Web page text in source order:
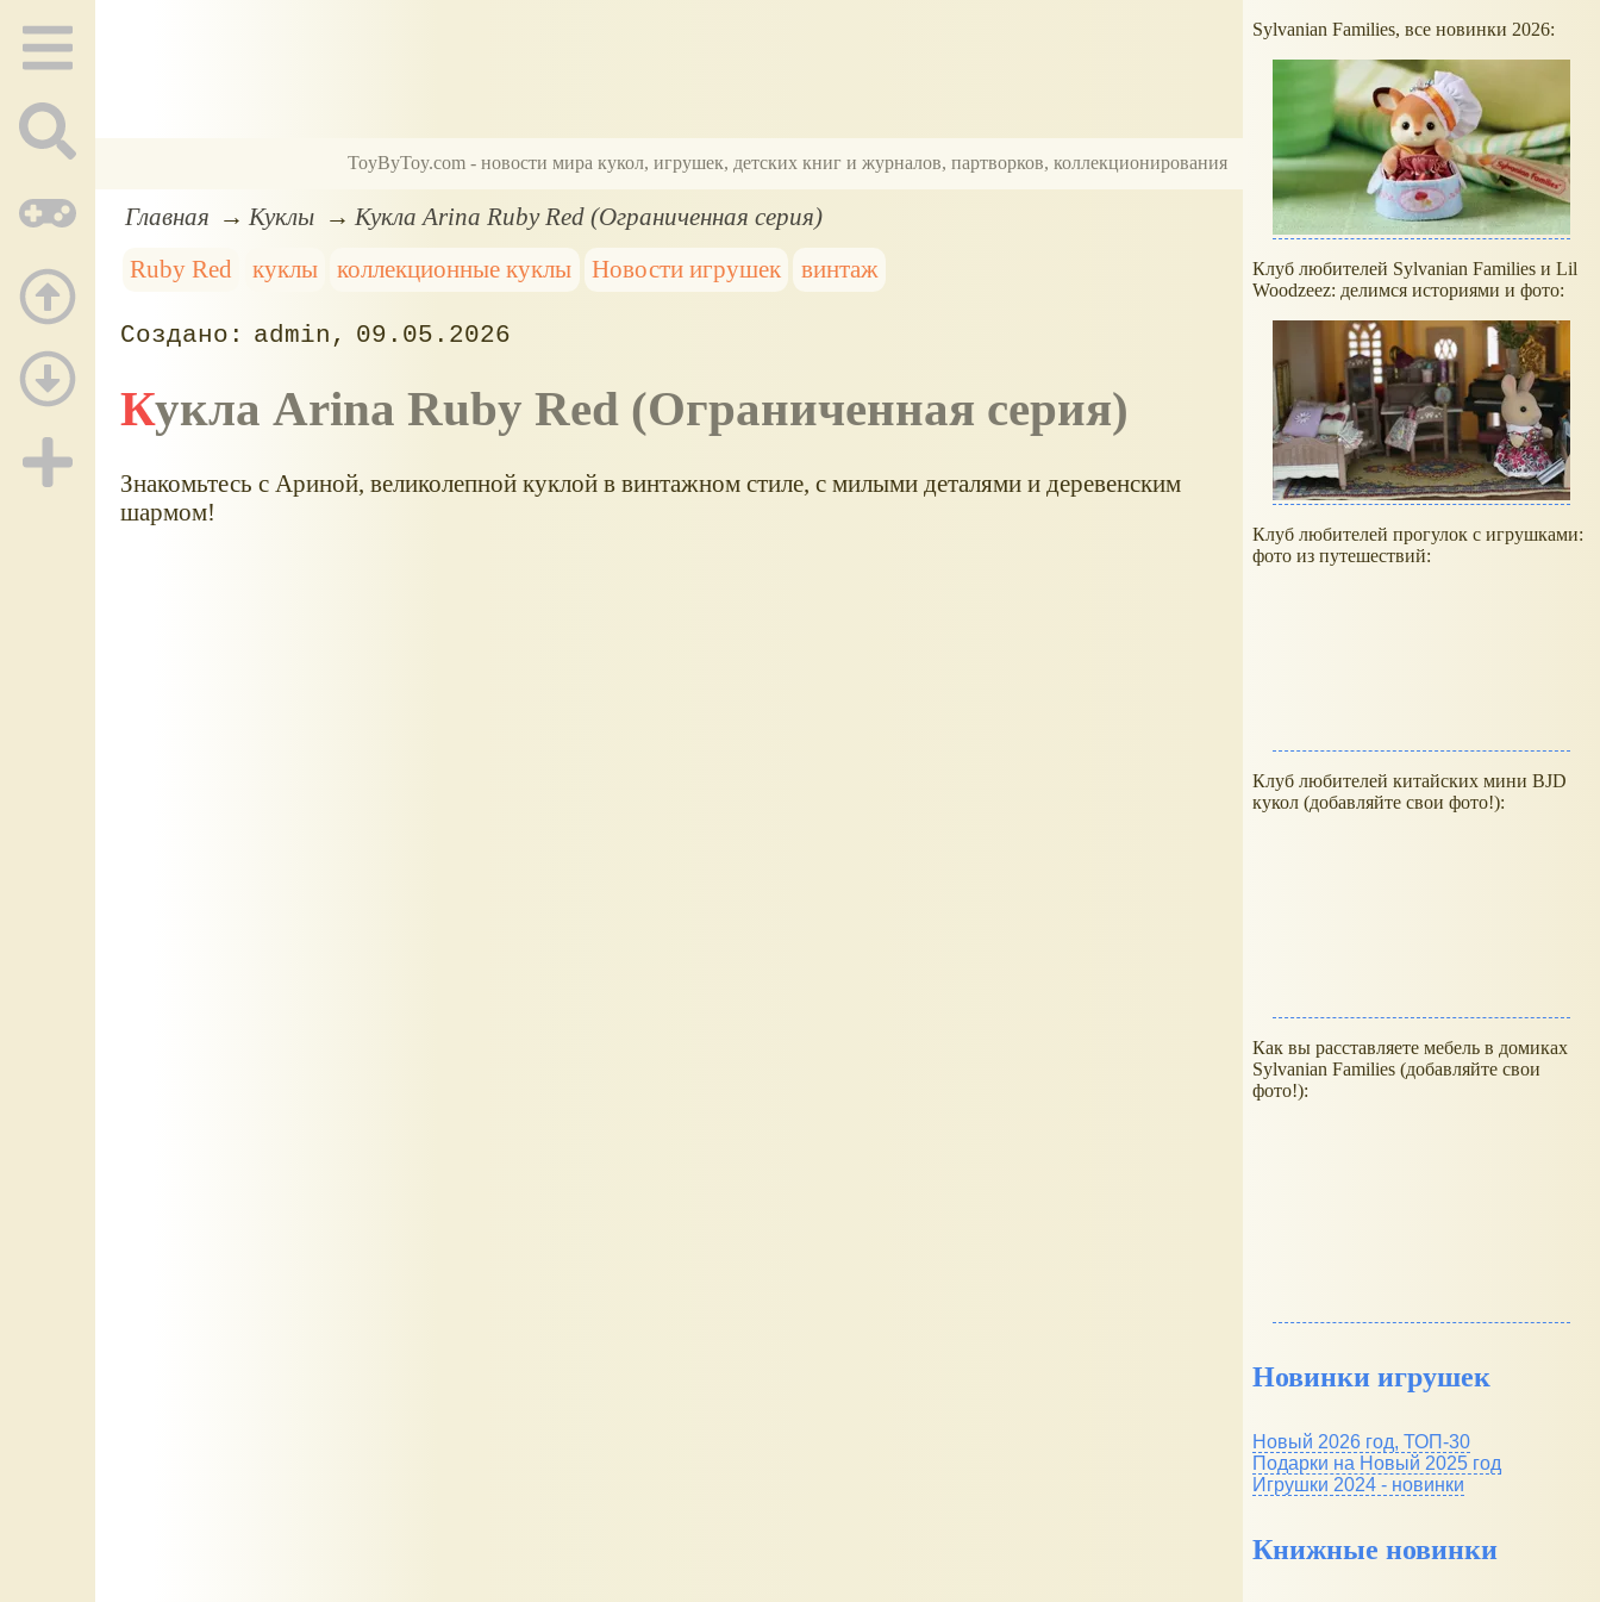
ToyByToy.com - новости мира кукол, игрушек, детских книг и журналов, партворков, коллекционирования
Главная Куклы
Кукла Arina Ruby Red (Ограниченная серия)
Ruby Red
куклы коллекционные куклы Новости игрушек винтаж
admin 09.05.2026
Кукла Arina Ruby Red (Ограниченная серия)
Знакомьтесь с Ариной, великолепной куклой в винтажном стиле, с милыми деталями и деревенским
шармом!
Sylvanian Families, все новинки 2026:
Клуб любителей Sylvanian Families и Lil
Woodzeez: делимся историями и фото:
Клуб любителей прогулок с игрушками:
фото из путешествий:
Клуб любителей китайских мини BJD
кукол (добавляйте свои фото!):
Как вы расставляете мебель в домиках
Sylvanian Families (добавляйте свои
фото!):
Новинки игрушек
Новый 2026 год, ТОП-30
Подарки на Новый 2025 год
Игрушки 2024 - новинки
Книжные новинки